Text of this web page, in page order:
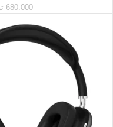
680.000